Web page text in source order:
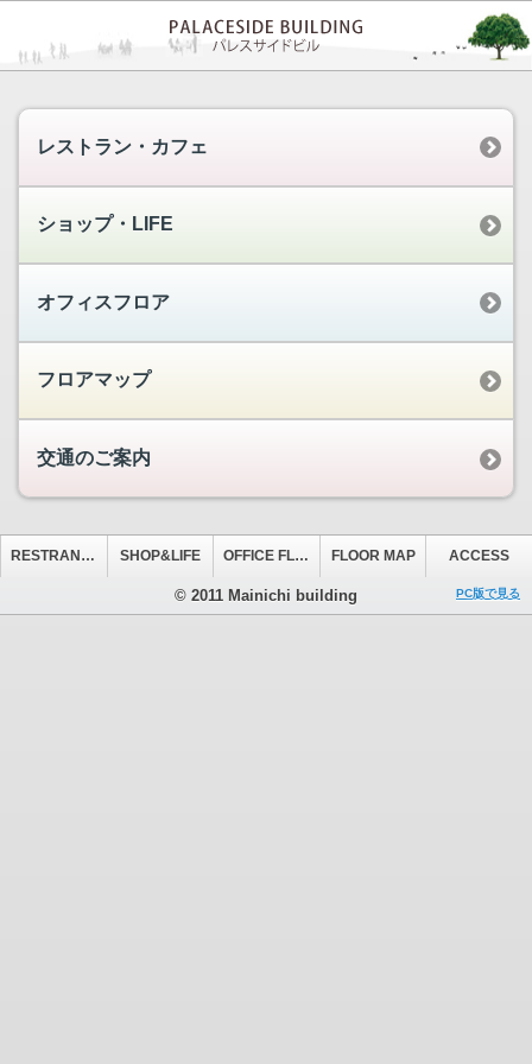
レストラン・カフェ
ショップ・LIFE
オフィスフロア
フロアマップ
交通のご案内
RESTRANT&CAFE SHOP&LIFE OFFICE FLOOR FLOOR MAP ACCESS
© 2011 Mainichi building PC版で見る